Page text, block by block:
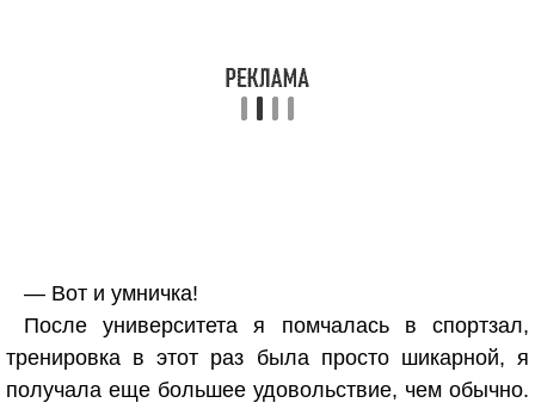
— Вот и умничка!
После университета я помчалась в спортзал,
тренировка в этот раз была просто шикарной, я
получала еще большее удовольствие, чем обычно.